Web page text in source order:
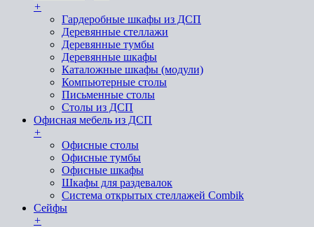
+
Гардеробные шкафы из ДСП
Деревянные стеллажи
Деревянные тумбы
Деревянные шкафы
Каталожные шкафы (модули)
Компьютерные столы
Письменные столы
Столы из ДСП
Офисная мебель из ДСП
+
Офисные столы
Офисные тумбы
Офисные шкафы
Шкафы для раздевалок
Система открытых стеллажей Combik
Сейфы
+